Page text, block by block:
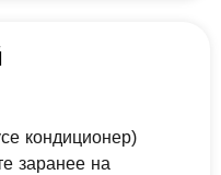
кондиционер)
заранее на